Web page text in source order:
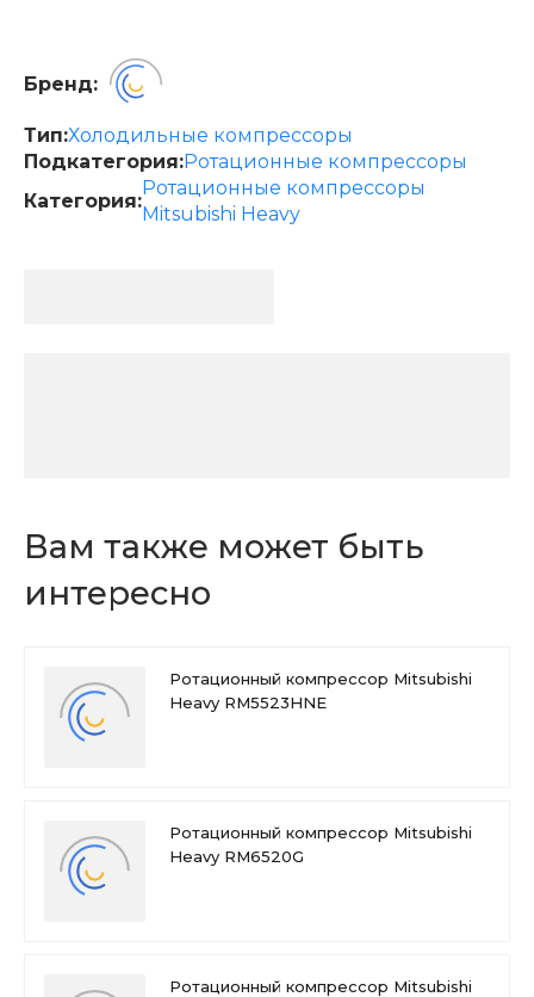
Бренд:
Тип:Холодильные компрессоры
Подкатегория:Ротационные компрессоры
Категория:
Ротационные компрессоры
Mitsubishi Heavy
Вам также может быть
интересно
Ротационный компрессор Mitsubishi
Heavy RM5523HNE
Ротационный компрессор Mitsubishi
Heavy RM6520G
Ротационный компрессор Mitsubishi